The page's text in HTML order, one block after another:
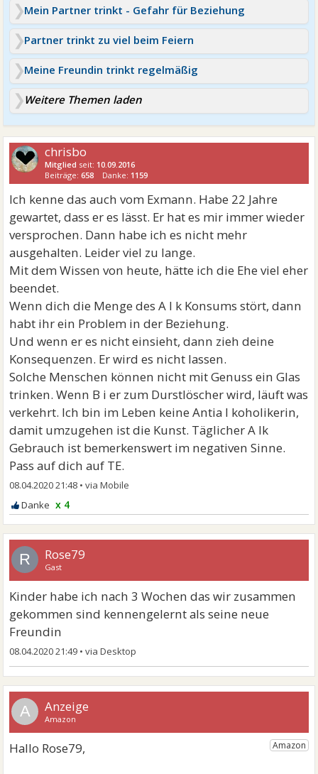
Mein Partner trinkt - Gefahr für Beziehung
Partner trinkt zu viel beim Feiern
Meine Freundin trinkt regelmäßig
Weitere Themen laden
chrisbo
Mitglied seit: 10.09.2016
Beiträge:658 Danke: 1159
Ich kenne das auch vom Exmann. Habe 22 Jahre
gewartet, dass er es lässt. Er hat es mir immer wieder
versprochen. Dann habe ich es nicht mehr
ausgehalten. Leider viel zu lange.
Mit dem Wissen von heute, hätte ich die Ehe viel eher
beendet.
Wenn dich die Menge des A l k Konsums stört, dann
habt ihr ein Problem in der Beziehung.
Und wenn er es nicht einsieht, dann zieh deine
Konsequenzen. Er wird es nicht lassen.
Solche Menschen können nicht mit Genuss ein Glas
trinken. Wenn B i er zum Durstlöscher wird, läuft was
verkehrt. Ich bin im Leben keine Antia l koholikerin,
damit umzugehen ist die Kunst. Täglicher A lk
Gebrauch ist bemerkenswert im negativen Sinne.
Pass auf dich auf TE.
08.04.2020 21:48 •
x 4
R Rose79
Gast
Kinder habe ich nach 3 Wochen das wir zusammen
gekommen sind kennengelernt als seine neue
Freundin
08.04.2020 21:49 •
A